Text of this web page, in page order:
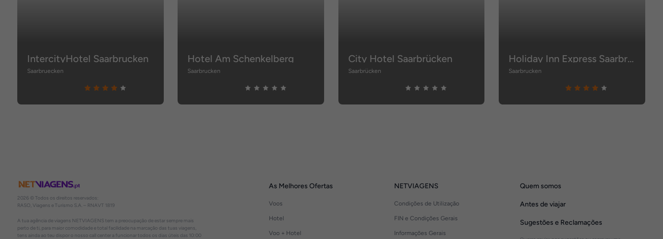
IntercityHotel Saarbrucken
Saarbruecken
Hotel Am Schenkelberg
Saarbrucken
City Hotel Saarbrücken
Saarbrücken
Holiday Inn Express Saarbrucken
Saarbrucken
2026 © Todos os direitos reservados:
RASO, Viagens e Turismo S.A. – RNAVT 1819
A tua agência de viagens NETVIAGENS tem a preocupação de estar sempre mais
perto de ti, para maior comodidade e total facilidade na marcação das tuas viagens,
tens ainda ao teu dispor o nosso call center a funcionar todos os dias úteis das 10:00
As Melhores Ofertas
Voos
Hotel
Voo + Hotel
NETVIAGENS
Condições de Utilização
FIN e Condições Gerais
Informações Gerais
Quem somos
Antes de viajar
Sugestões e Reclamações